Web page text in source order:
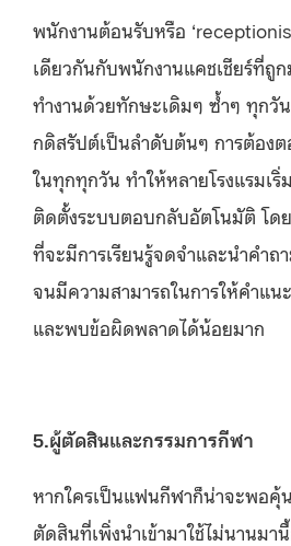
พนักงานต้อนรับหรือ
เดียวกันกับพนักงานแคชเชียร์ที่ถู
ทำงานด้วยทักษะเดิมๆ ซ้ำๆ ทุกวั
กดิสรัปต์เป็นลำดับต้นๆ การต้อง
ในทุกทุกวัน ทำให้หลายโรงแรมเ
ติดตั้งระบบตอบกลับอัตโนมัติ โดย
ที่จะมีการเรียนรู้จดจำและนำคำถ
จนมีความสามารถในการให้คำแ
และพบข้อผิดพลาดได้น้อยมาก
5.ผู้ตัดสินและกรรมการกีฬา
หากใครเป็นแฟนกีฬาก็น่าจะพอคุ้
ตัดสินที่เพิ่งนำเข้ามาใช้ไม่นานมา